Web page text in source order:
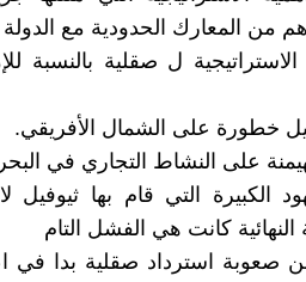
من المعارك الحدودية مع الدولة
ل صقلية بالنسبة
خطورة على الشمال الأفريقي.
على النشاط التجاري في
الكبيرة التي قام بها ثيوفيل
النهائية كانت هي الفشل التام
صعوبة استرداد صقلية بدا في